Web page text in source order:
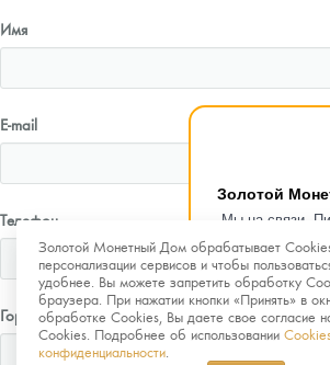
Золотой
Мы на связи.
возникнут
Рады
Золотой Монетный Дом обрабатывает
персонализации сервисов и чтобы
удобнее. Вы можете запретить обработку
браузера. При нажатии кнопки «Принять» в
обработке Cookies, Вы даете свое согласие
Cookies. Подробнее об использовании
конфиденциальности
Имя
E-mail
Телефон
Город